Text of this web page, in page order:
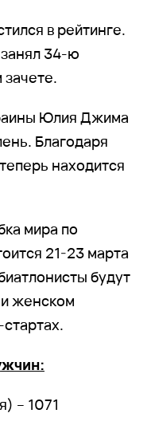
в рейтинге.
34-ю
Юлия Джима
Благодаря
находится
мира по
21-23 марта
будут
женском
– 1071